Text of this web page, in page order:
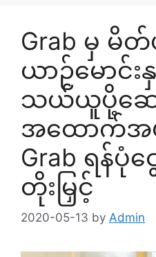
Grab မှ မိ
ယာဉ်မောင်
သယ်ယူပို့ဆော
အထောက်အပံ့
Grab ရန်ပုံ
တိုးမြှင့်
2020-05-13 by Admin